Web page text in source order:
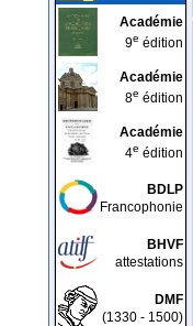
Académie
9e édition
Académie
8e édition
Académie
4e édition
BDLP
Francophonie
BHVF
attestations
DMF
(1330 - 1500)